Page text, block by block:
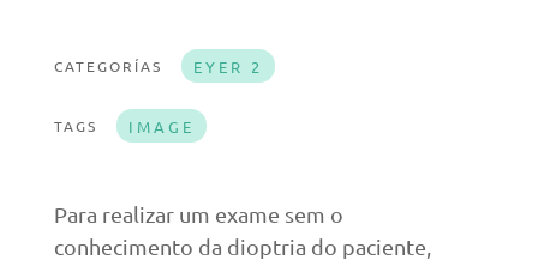
CATEGORÍAS EYER 2
TAGS IMAGE
Para realizar um exame sem o
conhecimento da dioptria do paciente,